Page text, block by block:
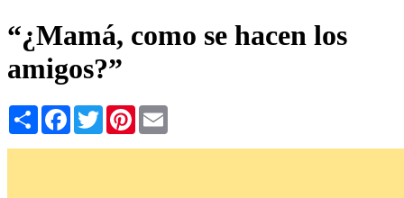
“¿Mamá, como se hacen los
amigos?”
Share Facebook
TwitterPinterest